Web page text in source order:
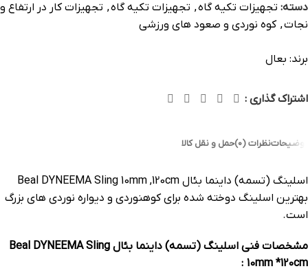
دسته: تجهیزات تکیه گاه, تجهیزات تکیه گاه, تجهیزات کار در ارتفاع و
نجات, کوه نوردی و صعود های ورزشی
برند: بعال
اشتراک گذاری :
توضیحاتنظرات (0) حمل و نقل کالا
اسلینگ (تسمه) داینما بئال Beal DYNEEMA Sling 10mm ,120cm
بهترین اسلینگ دوخته شده برای کوهنوردی و دیواره نوردی های بزرگ
است.
مشخصات فنی اسلینگ (تسمه) داینما بئال Beal DYNEEMA Sling
10mm *120cm :